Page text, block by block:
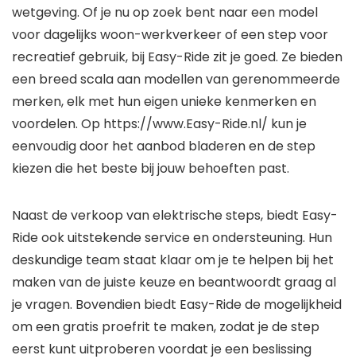
wetgeving. Of je nu op zoek bent naar een model
voor dagelijks woon-werkverkeer of een step voor
recreatief gebruik, bij Easy-Ride zit je goed. Ze bieden
een breed scala aan modellen van gerenommeerde
merken, elk met hun eigen unieke kenmerken en
voordelen. Op https://www.Easy-Ride.nl/ kun je
eenvoudig door het aanbod bladeren en de step
kiezen die het beste bij jouw behoeften past.
Naast de verkoop van elektrische steps, biedt Easy-
Ride ook uitstekende service en ondersteuning. Hun
deskundige team staat klaar om je te helpen bij het
maken van de juiste keuze en beantwoordt graag al
je vragen. Bovendien biedt Easy-Ride de mogelijkheid
om een gratis proefrit te maken, zodat je de step
eerst kunt uitproberen voordat je een beslissing